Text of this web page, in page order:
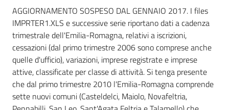
Chi
siamo
RSS
AGGIORNAMENTO SOSPESO DAL GENNAIO 2017. I files
IMPRTER1.XLS e successive serie riportano dati a cadenza
trimestrale dell'Emilia-Romagna, relativi a iscrizioni,
cessazioni (dal primo trimestre 2006 sono comprese anche
quelle d'ufficio), variazioni, imprese registrate e imprese
attive, classificate per classe di attività. Si tenga presente
che dal primo trimestre 2010 l'Emilia-Romagna comprende
sette nuovi comuni (Casteldelci, Maiolo, Novafeltria,